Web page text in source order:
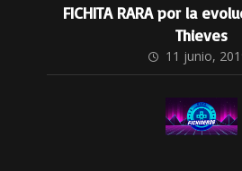
FICHITA RARA por la
Thieves
11 junio,